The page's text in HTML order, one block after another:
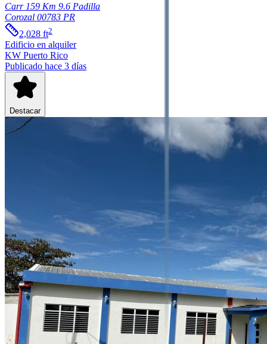
Carr 159 Km 9.6 Padilla
Corozal 00783 PR
2,028 ft2
Edificio en alquiler
KW Puerto Rico
Publicado hace 3 días
Destacar